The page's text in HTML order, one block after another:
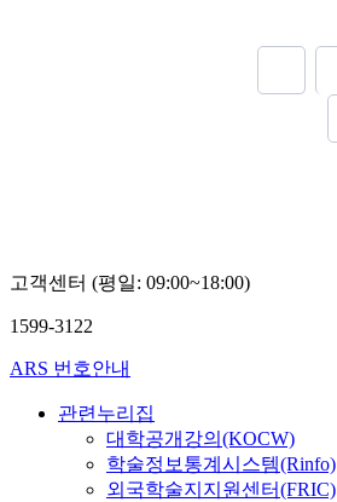
고객센터 (평일: 09:00~18:00)
1599-3122
ARS 번호안내
관련누리집
대학공개강의(KOCW)
학술정보통계시스템(Rinfo)
외국학술지지원센터(FRIC)